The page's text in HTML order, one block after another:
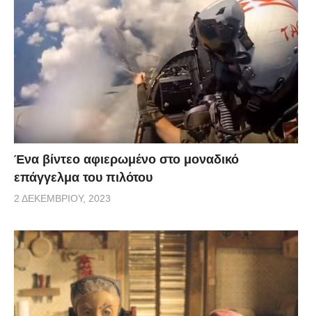
Ένα βίντεο αφιερωμένο στο μοναδικό
επάγγελμα του πιλότου
2 ΔΕΚΕΜΒΡΊΟΥ, 2023